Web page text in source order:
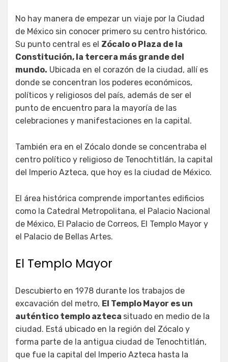
No hay manera de empezar un viaje por la Ciudad
de México sin conocer primero su centro histórico.
Su punto central es el Zócalo o Plaza de la
Constitución, la tercera más grande del
mundo. Ubicada en el corazón de la ciudad, allí es
donde se concentran los poderes económicos,
políticos y religiosos del país, además de ser el
punto de encuentro para la mayoría de las
celebraciones y manifestaciones en la capital.
También era en el Zócalo donde se concentraba el
centro político y religioso de Tenochtitlán, la capital
del Imperio Azteca, que hoy es la ciudad de México.
El área histórica comprende importantes edificios
como la Catedral Metropolitana, el Palacio Nacional
de México, El Palacio de Correos, El Templo Mayor y
el Palacio de Bellas Artes.
El Templo Mayor
Descubierto en 1978 durante los trabajos de
excavación del metro, El Templo Mayor es un
auténtico templo azteca situado en medio de la
ciudad. Está ubicado en la región del Zócalo y
forma parte de la antigua ciudad de Tenochtitlán,
que fue la capital del Imperio Azteca hasta la